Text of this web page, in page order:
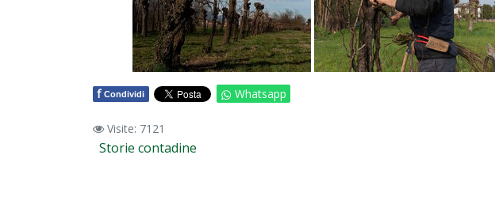
f Condividi Whatsapp
Visite: 7121
Storie contadine